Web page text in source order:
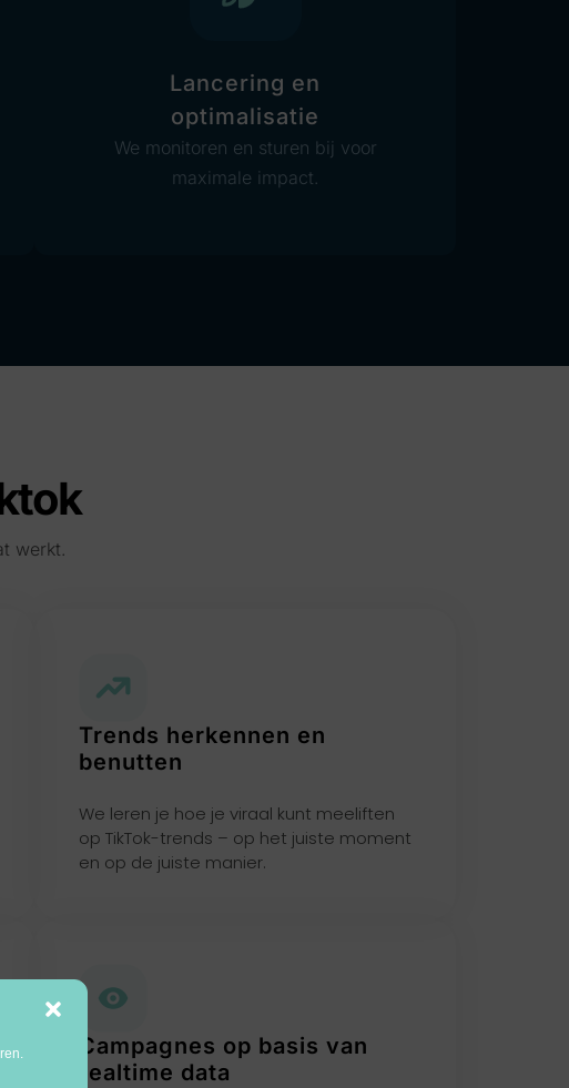
Lancering en
optimalisatie
We monitoren en sturen bij voor
maximale impact.
werkt.
Trends herkennen en
benutten
We leren je hoe je viraal kunt meeliften
op TikTok-trends – op het juiste moment
en op de juiste manier.
Campagnes op basis van
realtime data